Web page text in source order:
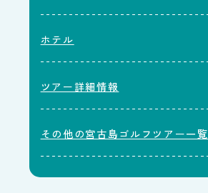
ホテル
ツアー詳細情報
その他の宮古島ゴルフツアー一覧